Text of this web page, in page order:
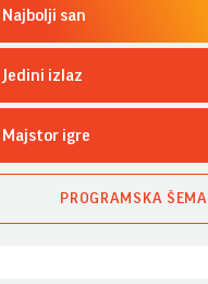
Najbolji san
Jedini izlaz
Majstor igre
PROGRAMSKA ŠEMA